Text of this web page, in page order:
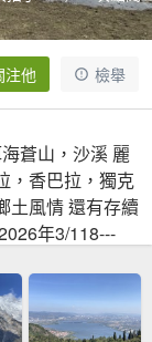
注他 檢舉
蒼山，沙溪 麗
，香巴拉，獨克
土風情 還有存續
年3/118---